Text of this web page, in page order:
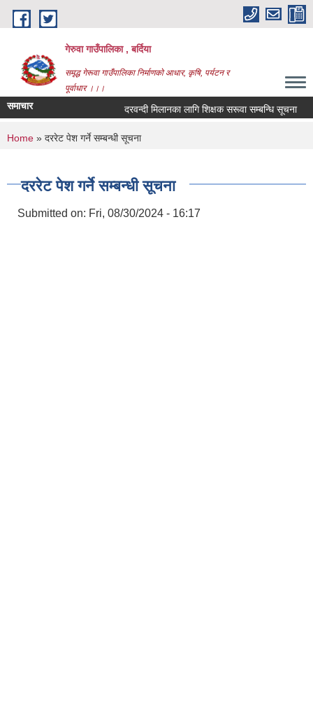
Skip to main content
गेरुवा गाउँपालिका , बर्दिया
समृद्ध गेरूवा गाउँपालिका निर्माणको आधार, कृषि, पर्यटन र
पूर्वाधार ।।।
समाचार दरवन्दी मिलानका लागि शिक्षक सरूवा सम्बन्धि सूचना
You are here
Home » दररेट पेश गर्ने सम्बन्धी सूचना
दररेट पेश गर्ने सम्बन्धी सूचना
Submitted on: Fri, 08/30/2024 - 16:17